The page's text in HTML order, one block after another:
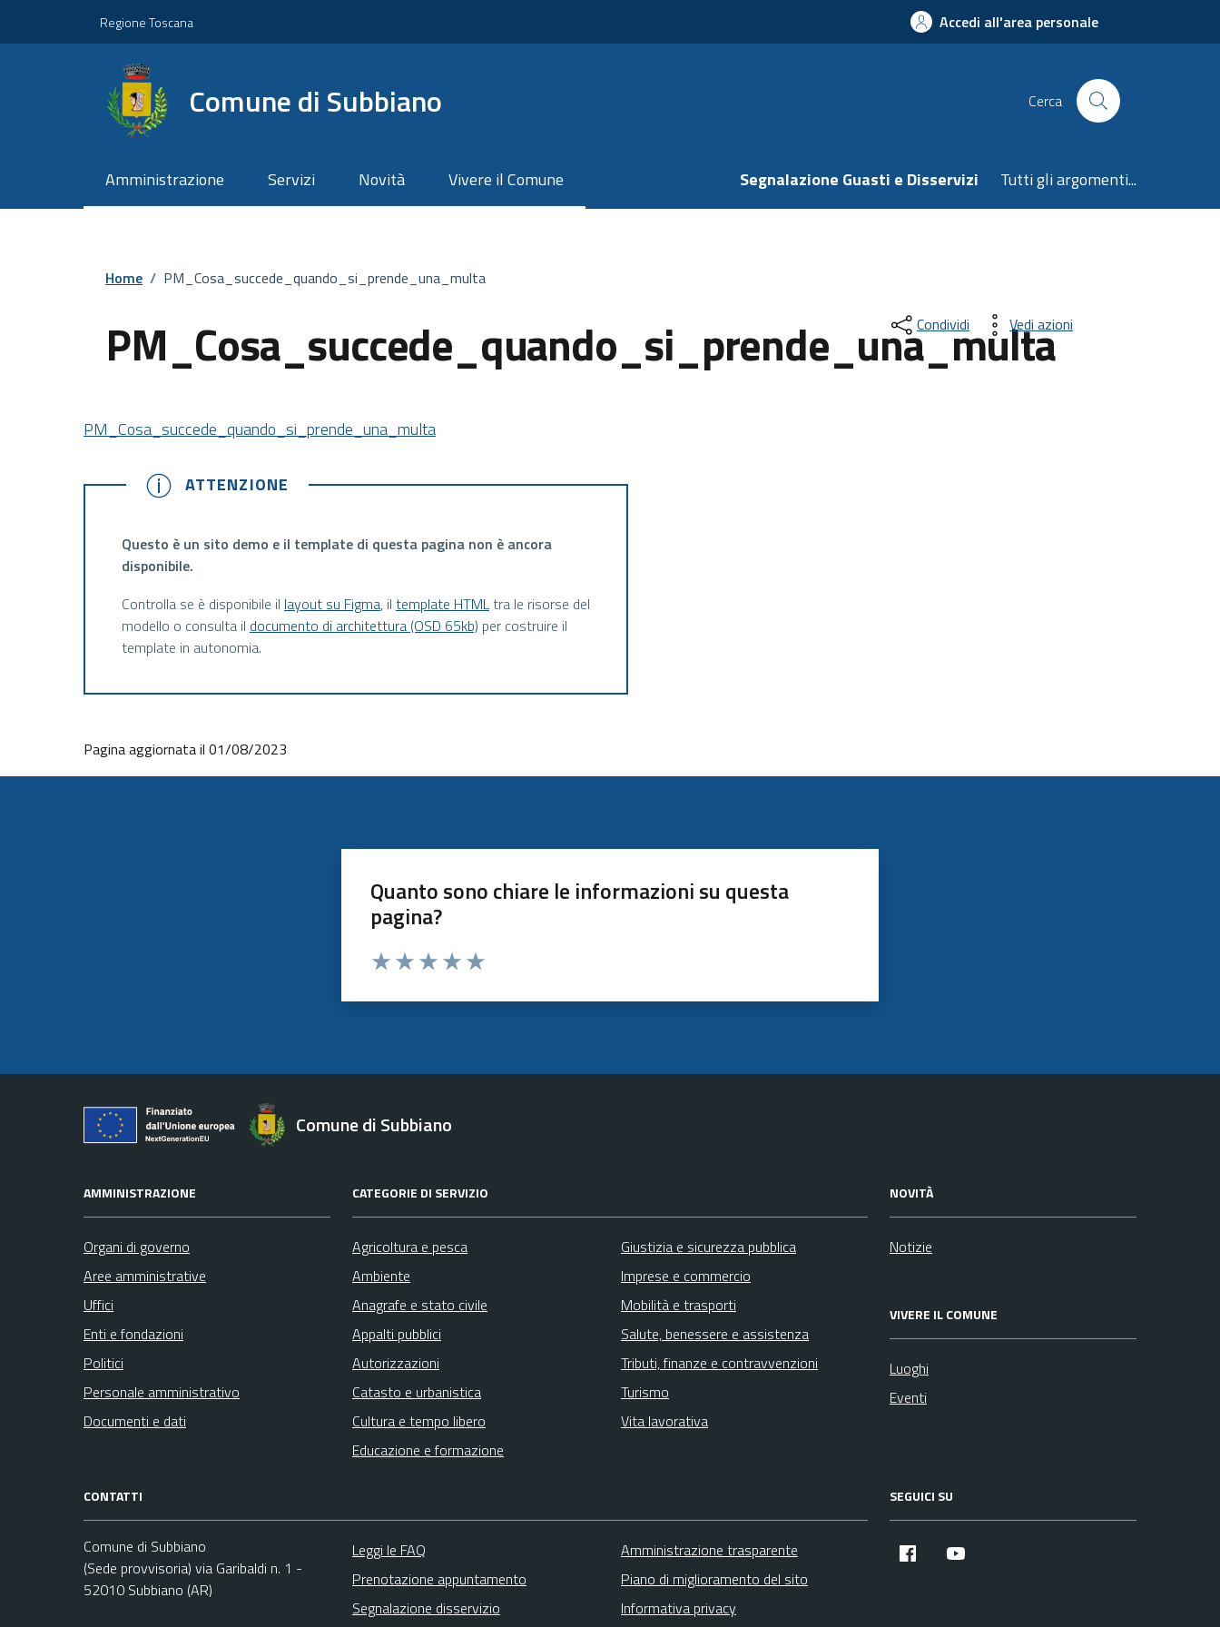
Regione Toscana Accedi all'area personale
Comune di Subbiano Cerca
Amministrazione Servizi Novità Vivere il Comune Segnalazione Guasti e Disservizi Tutti gli argomenti...
Home / PM_Cosa_succede_quando_si_prende_una_multa
PM_Cosa_succede_quando_si_prende_una_multa
Condividi Vedi azioni
PM_Cosa_succede_quando_si_prende_una_multa
ATTENZIONE
ATTENZIONE
Questo è un sito demo e il template di questa pagina non è ancora
disponibile.
Controlla se è disponibile il layout su Figma, il template HTMLtra le risorse del
modello o consulta il documento di architettura (OSD 65kb) per costruire il
template in autonomia.
Pagina aggiornata il 01/08/2023
Quanto sono chiare le informazioni su questa
pagina?
Comune di Subbiano
AMMINISTRAZIONE
Organi di governo
Aree amministrative
Uffici
Enti e fondazioni
Politici
Personale amministrativo
Documenti e dati
CATEGORIE DI SERVIZIO
Agricoltura e pesca
Ambiente
Anagrafe e stato civile
Appalti pubblici
Autorizzazioni
Catasto e urbanistica
Cultura e tempo libero
Educazione e formazione
Giustizia e sicurezza pubblica
Imprese e commercio
Mobilità e trasporti
Salute, benessere e assistenza
Tributi, finanze e contravvenzioni
Turismo
Vita lavorativa
NOVITÀ
Notizie
VIVERE IL COMUNE
Luoghi
Eventi
CONTATTI
Comune di Subbiano
(Sede provvisoria) via Garibaldi n. 1 -
52010 Subbiano (AR)
Leggi le FAQ
Prenotazione appuntamento
Segnalazione disservizio
Amministrazione trasparente
Piano di miglioramento del sito
Informativa privacy
SEGUICI SU
Facebook